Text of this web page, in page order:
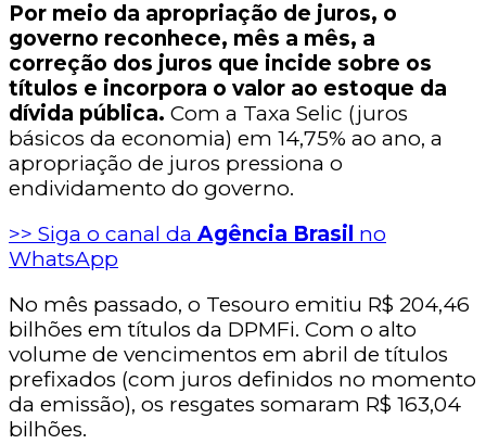
Por meio da apropriação de juros, o
governo reconhece, mês a mês, a
correção dos juros que incide sobre os
títulos e incorpora o valor ao estoque da
dívida pública. Com a Taxa Selic (juros
básicos da economia) em 14,75% ao ano, a
apropriação de juros pressiona o
endividamento do governo.
>> Siga o canal da Agência Brasil no
WhatsApp
No mês passado, o Tesouro emitiu R$ 204,46
bilhões em títulos da DPMFi. Com o alto
volume de vencimentos em abril de títulos
prefixados (com juros definidos no momento
da emissão), os resgates somaram R$ 163,04
bilhões.